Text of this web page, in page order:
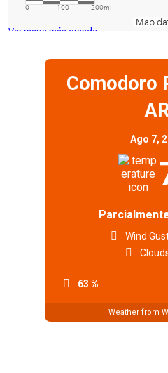
Ver mapa más grande
Comodoro
Ago 7,
63 %
Wind
Weather from